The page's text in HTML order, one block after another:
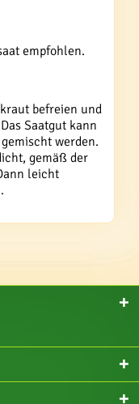
empfohlen.
befreien und
Saatgut kann
werden.
gemäß der
leicht